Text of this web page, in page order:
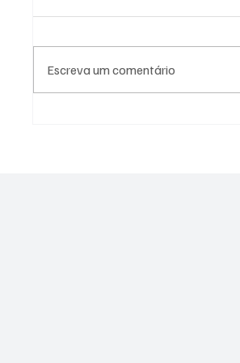
Escreva um comentário